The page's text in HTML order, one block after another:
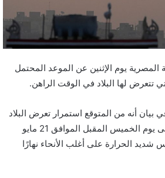
المصرية يوم الإثنين عن الموعد المحتمل
تتعرض لها البلاد في الوقت الراهن.
بيان أنه من المتوقع استمرار تعرض البلاد
لموجة شديدة الحرارة حتى يوم الخميس المقبل الموافق 21 مايو
شديد الحرارة على أغلب الأنحاء نهارًا